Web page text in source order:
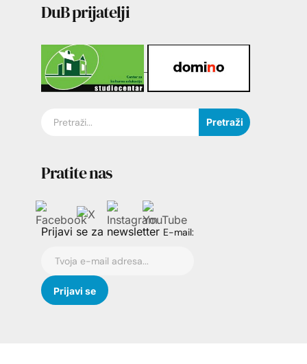
DuB prijatelji
Pretraži
Pratite nas
Prijavi se za newsletter E-mail: